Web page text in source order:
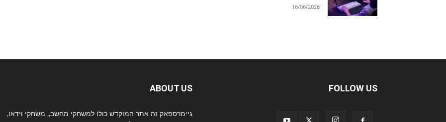
16/06/2026
ABOUT US
גיימרספאק זה אתר המוקדש כולו למשחקי מחשב,, משחקי וידאו,
FOLLOW US